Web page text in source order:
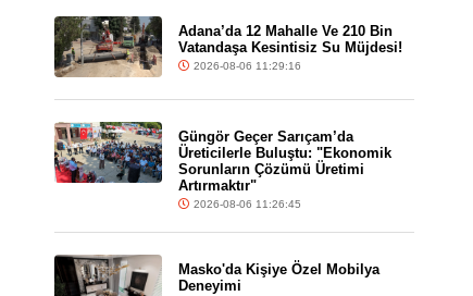
Adana’da 12 Mahalle Ve 210 Bin
Vatandaşa Kesintisiz Su Müjdesi!
2026-08-06 11:29:16
Güngör Geçer Sarıçam’da
Üreticilerle Buluştu: "Ekonomik
Sorunların Çözümü Üretimi
Artırmaktır"
2026-08-06 11:26:45
Masko'da Kişiye Özel Mobilya
Deneyimi